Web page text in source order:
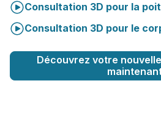
Consultation 3D pour la
Consultation 3D pour le
Découvrez votre